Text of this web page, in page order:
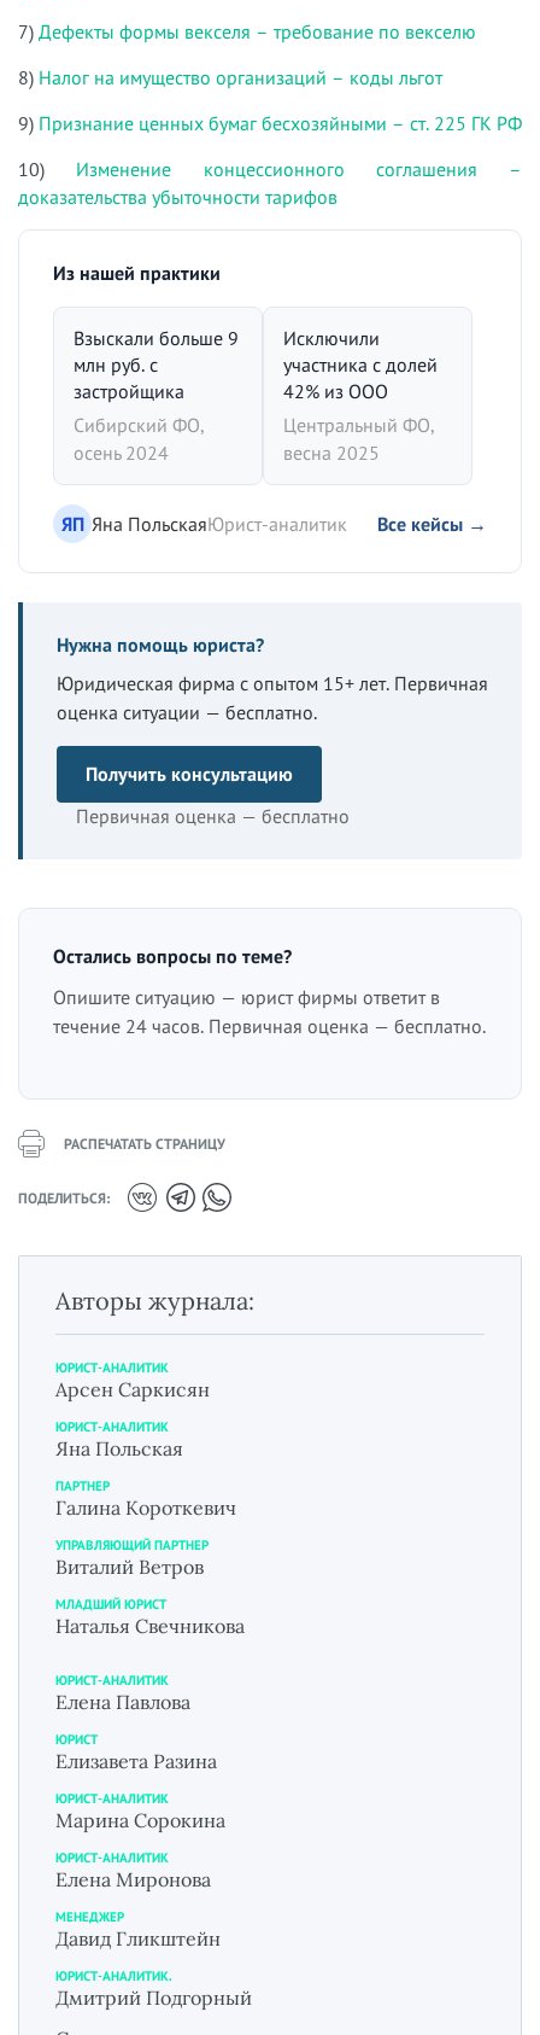
7) Дефекты формы векселя – требование по векселю
8) Налог на имущество организаций – коды льгот
9) Признание ценных бумаг бесхозяйными – ст. 225 ГК РФ
10) Изменение концессионного соглашения –
доказательства убыточности тарифов
Из нашей практики
Взыскали больше 9
млн руб. с
застройщика
Сибирский ФО,
осень 2024
Исключили
участника с долей
42% из ООО
Центральный ФО,
весна 2025
ЯП Яна ПольскаяЮрист-аналитик Все кейсы →
Нужна помощь юриста?
Юридическая фирма с опытом 15+ лет. Первичная
оценка ситуации — бесплатно.
Получить консультацию
Первичная оценка — бесплатно
Остались вопросы по теме?
Опишите ситуацию — юрист фирмы ответит в
течение 24 часов. Первичная оценка — бесплатно.
РАСПЕЧАТАТЬ СТРАНИЦУ
ПОДЕЛИТЬСЯ:
Авторы журнала:
ЮРИСТ-АНАЛИТИК
Арсен Саркисян
ЮРИСТ-АНАЛИТИК
Яна Польская
ПАРТНЕР
Галина Короткевич
УПРАВЛЯЮЩИЙ ПАРТНЕР
Виталий Ветров
МЛАДШИЙ ЮРИСТ
Наталья Свечникова
ЮРИСТ-АНАЛИТИК
Елена Павлова
ЮРИСТ
Елизавета Разина
ЮРИСТ-АНАЛИТИК
Марина Сорокина
ЮРИСТ-АНАЛИТИК
Елена Миронова
МЕНЕДЖЕР
Давид Гликштейн
ЮРИСТ-АНАЛИТИК.
Дмитрий Подгорный